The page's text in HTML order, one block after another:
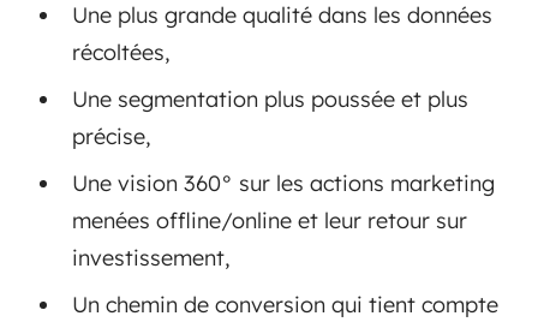
Une plus grande qualité dans les données
récoltées,
Une segmentation plus poussée et plus
précise,
Une vision 360° sur les actions marketing
menées offline/online et leur retour sur
investissement,
Un chemin de conversion qui tient compte